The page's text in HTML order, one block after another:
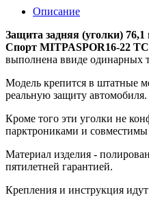
Описание
Защита задняя (уголки)
Спорт MITPASPOR16-22
выполнена ввиде одинарных
Модель крепится в штатные
реальную защиту автомобиля.
Кроме того эти уголки не
парктрониками и
Материал изделия -
пятилетней гарантией.
Крепления и инструкция